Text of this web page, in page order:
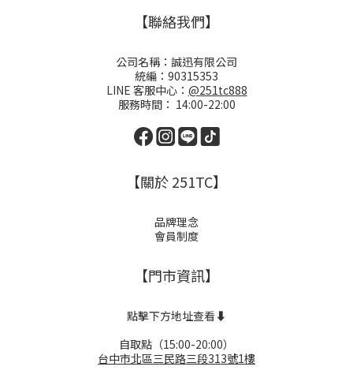
【聯絡我們】
公司名稱：誠迅有限公司
統編：90315353
LINE 客服中心： @251tc888
服務時間： 14:00-22:00
【關於 251TC】
品牌理念
會員制度
【門市資訊】
點擊下方地址查看⬇️
自取點（15:00-20:00）
台中市北區三民路三段313號1樓